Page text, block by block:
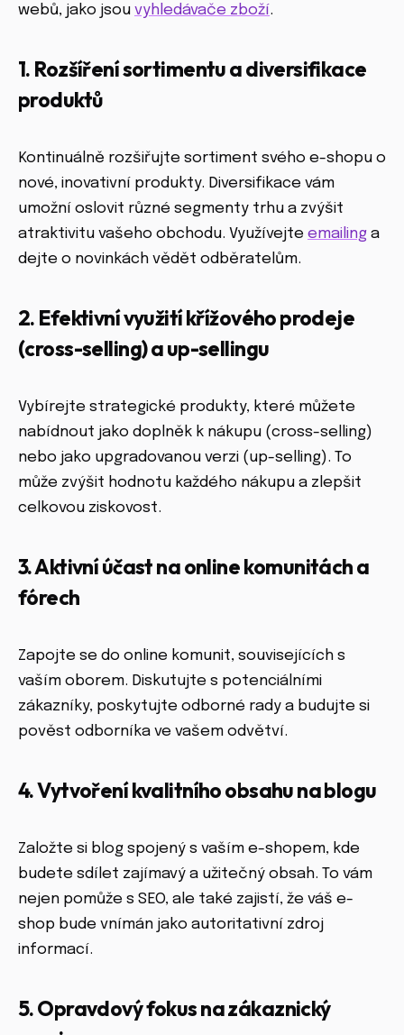
webů, jako jsou vyhledávače zboží.
1. Rozšíření sortimentu a diversifikace
produktů
Kontinuálně rozšiřujte sortiment svého e-shopu o
nové, inovativní produkty. Diversifikace vám
umožní oslovit různé segmenty trhu a zvýšit
atraktivitu vašeho obchodu. Využívejte emailing a
dejte o novinkách vědět odběratelům.
2. Efektivní využití křížového prodeje
(cross-selling) a up-sellingu
Vybírejte strategické produkty, které můžete
nabídnout jako doplněk k nákupu (cross-selling)
nebo jako upgradovanou verzi (up-selling). To
může zvýšit hodnotu každého nákupu a zlepšit
celkovou ziskovost.
3. Aktivní účast na online komunitách a
fórech
Zapojte se do online komunit, souvisejících s
vaším oborem. Diskutujte s potenciálními
zákazníky, poskytujte odborné rady a budujte si
pověst odborníka ve vašem odvětví.
4. Vytvoření kvalitního obsahu na blogu
Založte si blog spojený s vaším e-shopem, kde
budete sdílet zajímavý a užitečný obsah. To vám
nejen pomůže s SEO, ale také zajistí, že váš e-
shop bude vnímán jako autoritativní zdroj
informací.
5. Opravdový fokus na zákaznický